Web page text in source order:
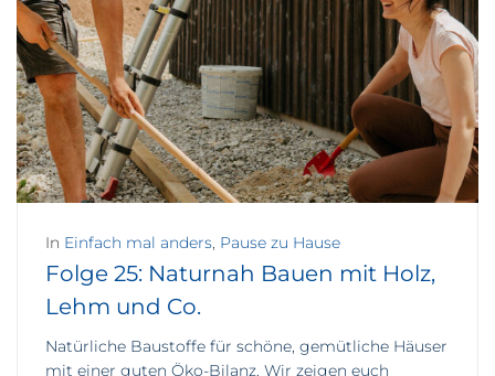
In Einfach mal anders, Pause zu Hause
Folge 25: Naturnah Bauen mit Holz,
Lehm und Co.
Natürliche Baustoffe für schöne, gemütliche Häuser
mit einer guten Öko-Bilanz. Wir zeigen euch